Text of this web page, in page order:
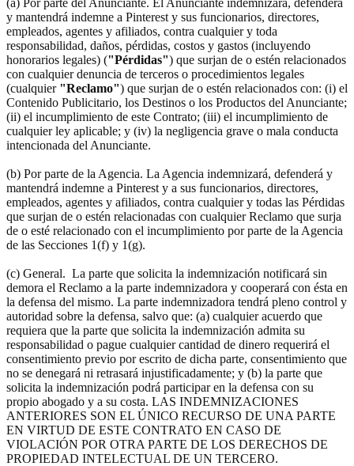
y mantendrá indemne a Pinterest y sus funcionarios, directores,
empleados, agentes y afiliados, contra cualquier y toda
responsabilidad, daños, pérdidas, costos y gastos (incluyendo
honorarios legales) ("Pérdidas") que surjan de o estén relacionados
con cualquier denuncia de terceros o procedimientos legales
(cualquier "Reclamo") que surjan de o estén relacionados con: (i) el
Contenido Publicitario, los Destinos o los Productos del Anunciante;
(ii) el incumplimiento de este Contrato; (iii) el incumplimiento de
cualquier ley aplicable; y (iv) la negligencia grave o mala conducta
intencionada del Anunciante.
(b) Por parte de la Agencia. La Agencia indemnizará, defenderá y
mantendrá indemne a Pinterest y a sus funcionarios, directores,
empleados, agentes y afiliados, contra cualquier y todas las Pérdidas
que surjan de o estén relacionadas con cualquier Reclamo que surja
de o esté relacionado con el incumplimiento por parte de la Agencia
de las Secciones 1(f) y 1(g).
(c) General. La parte que solicita la indemnización notificará sin
demora el Reclamo a la parte indemnizadora y cooperará con ésta en
la defensa del mismo. La parte indemnizadora tendrá pleno control y
autoridad sobre la defensa, salvo que: (a) cualquier acuerdo que
requiera que la parte que solicita la indemnización admita su
responsabilidad o pague cualquier cantidad de dinero requerirá el
consentimiento previo por escrito de dicha parte, consentimiento que
no se denegará ni retrasará injustificadamente; y (b) la parte que
solicita la indemnización podrá participar en la defensa con su
propio abogado y a su costa. LAS INDEMNIZACIONES
ANTERIORES SON EL ÚNICO RECURSO DE UNA PARTE
EN VIRTUD DE ESTE CONTRATO EN CASO DE
VIOLACIÓN POR OTRA PARTE DE LOS DERECHOS DE
PROPIEDAD INTELECTUAL DE UN TERCERO.